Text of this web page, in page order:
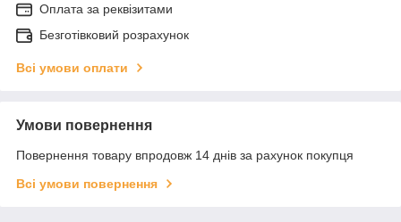
Оплата за реквізитами
Безготівковий розрахунок
Всі умови оплати
Умови повернення
Повернення товару впродовж 14 днів за рахунок покупця
Всі умови повернення